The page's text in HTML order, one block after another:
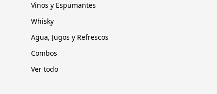
Vinos y Espumantes
Whisky
Agua, Jugos y Refrescos
Combos
Ver todo